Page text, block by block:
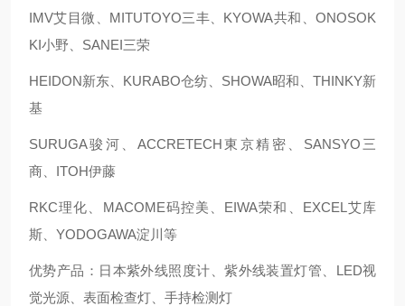
IMV艾目微、MITUTOYO三丰、KYOWA共和、ONOSOK
KI小野、SANEI三荣
HEIDON新东、KURABO仓纺、SHOWA昭和、THINKY新
基
SURUGA骏河、ACCRETECH東京精密、SANSYO三
商、ITOH伊藤
RKC理化、MACOME码控美、EIWA荣和、EXCEL艾库
斯、YODOGAWA淀川等
优势产品：日本紫外线照度计、紫外线装置灯管、LED视
觉光源、表面检查灯、手持检测灯